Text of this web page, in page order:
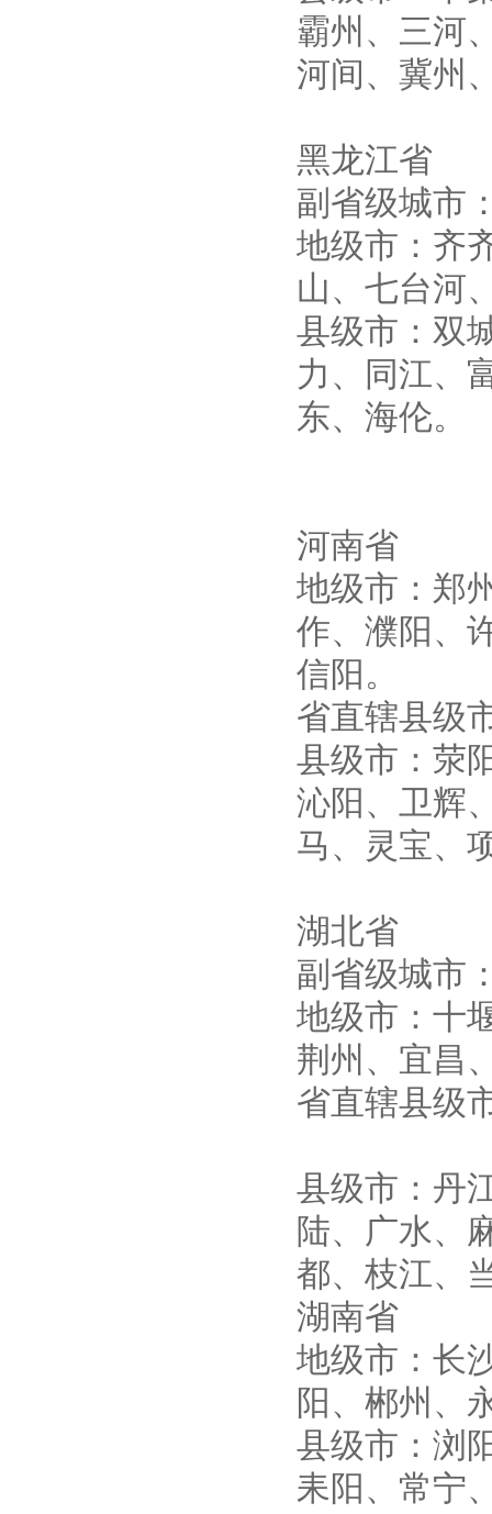
霸州、三河
河间、冀州
黑龙江省
副省级城市
地级市：齐
山、七台河
县级市：双
力、同江、
东、海伦。
河南省
地级市：郑
作、濮阳、
信阳。
省直辖县级
县级市：荥
沁阳、卫辉
马、灵宝
湖北省
副省级城
地级市：十
荆州、宜
省直辖县级
县级市：丹
陆、广水、
都、枝江、
湖南省
地级市：长
阳、郴州、
县级市：浏
耒阳、常宁